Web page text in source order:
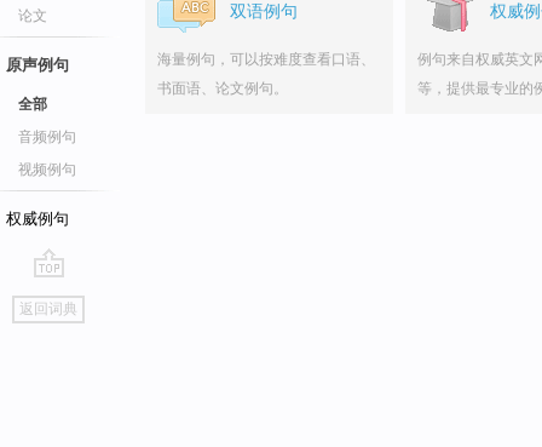
论文
原声例句
全部
音频例句
视频例句
权威例句
go
top
返回词典
双语例句
海量例句，可以按难度查看口语、
书面语、论文例句。
权威
例句来自权威英文
等，提供最专业的